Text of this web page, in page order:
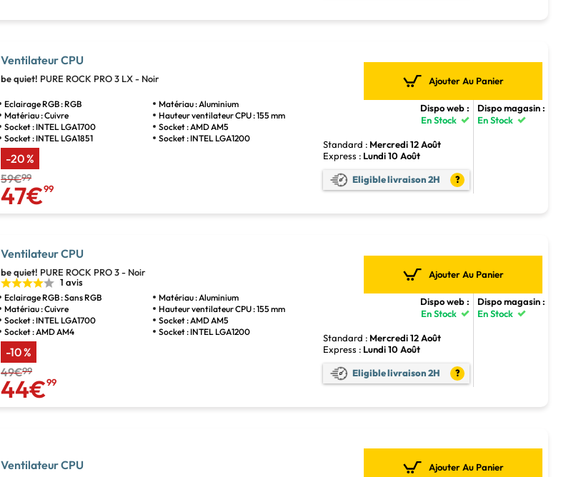
Ventilateur CPU
be quiet! PURE ROCK PRO 3 LX - Noir
Eclairage RGB : RGB
Matériau : Aluminium
Matériau : Cuivre
Hauteur ventilateur CPU : 155 mm
Socket : INTEL LGA1700
Socket : AMD AM5
Socket : INTEL LGA1851
Socket : INTEL LGA1200
-20 %
59€99
47€99
Ajouter Au Panier
Dispo web :
En Stock
Standard : Mercredi 12 Août
Express : Lundi 10 Août
Eligible livraison 2H ?
Dispo magasin :
En Stock
Ventilateur CPU
be quiet! PURE ROCK PRO 3 - Noir
1 avis
Eclairage RGB : Sans RGB
Matériau : Aluminium
Matériau : Cuivre
Hauteur ventilateur CPU : 155 mm
Socket : INTEL LGA1700
Socket : AMD AM5
Socket : AMD AM4
Socket : INTEL LGA1200
-10 %
49€99
44€99
Ajouter Au Panier
Dispo web :
En Stock
Standard : Mercredi 12 Août
Express : Lundi 10 Août
Eligible livraison 2H ?
Dispo magasin :
En Stock
Ventilateur CPU Ajouter Au Panier